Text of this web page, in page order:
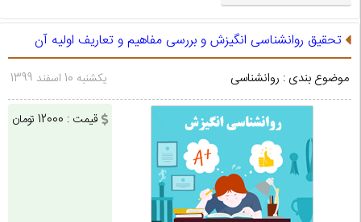
تحقیق روانشناسی انگیزش و بررسی مفاهیم و تعاریف اولیه آن
موضوع بندی : روانشناسی یکشنبه 10 اسفند 1399
قیمت : 12000 تومان